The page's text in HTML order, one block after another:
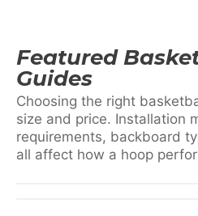
Featured
Guides
Choosing the right
size and price. Installation
requirements, backboard
all affect how a hoop